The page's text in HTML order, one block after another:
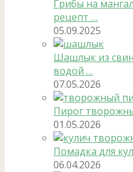
Грибы на
рецепт …
05.09.2025
Шашлык из
водой …
07.05.2026
Пирог
01.05.2026
Помадка для
06.04.2026